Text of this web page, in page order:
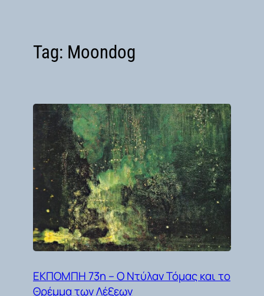
Tag: Moondog
ΕΚΠΟΜΠΗ 73η – Ο Ντύλαν Τόμας και το
Θρέμμα των Λέξεων